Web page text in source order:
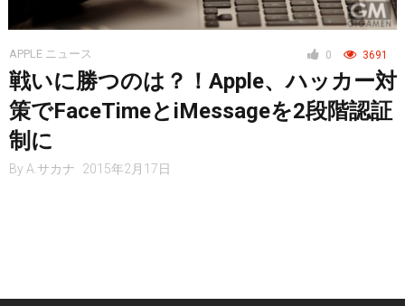
0 3691
APPLE ニュース
戦いに勝つのは？！Apple、ハッカー対
策でFaceTimeとiMessageを2段階認証
制に
By A.サカナ 2015年2月17日